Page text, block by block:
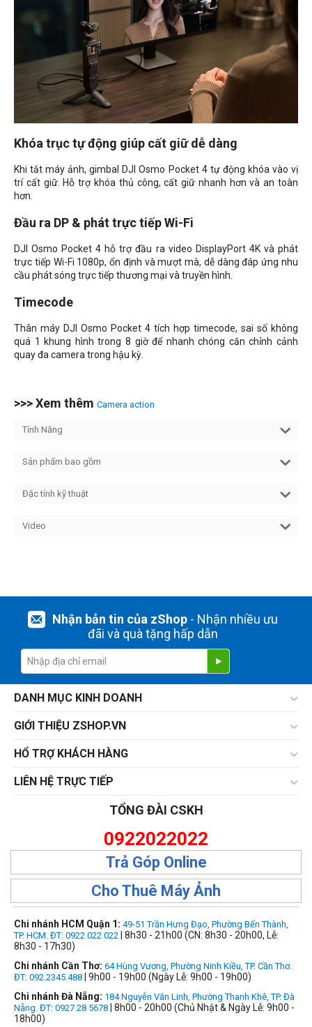
Khóa trục tự động giúp cất giữ dễ dàng
Khi tắt máy ảnh, gimbal DJI Osmo Pocket 4 tự động khóa vào vị
trí cất giữ. Hỗ trợ khóa thủ công, cất giữ nhanh hơn và an toàn
hơn.
Đầu ra DP & phát trực tiếp Wi-Fi
DJI Osmo Pocket 4 hỗ trợ đầu ra video DisplayPort 4K và phát
trực tiếp Wi-Fi 1080p, ổn định và mượt mà, dễ dàng đáp ứng nhu
cầu phát sóng trực tiếp thương mại và truyền hình.
Timecode
Thân máy DJI Osmo Pocket 4 tích hợp timecode, sai số không
quá 1 khung hình trong 8 giờ để nhanh chóng căn chỉnh cảnh
quay đa camera trong hậu kỳ.
>>> Xem thêm Camera action
Tính Năng
Sản phẩm bao gồm
Đặc tính kỹ thuật
Video
Nhận bản tin của zShop- Nhận nhiều ưu
đãi và quà tặng hấp dẫn
DANH MỤC KINH DOANH
GIỚI THIỆU ZSHOP.VN
HỔ TRỢ KHÁCH HÀNG
LIÊN HỆ TRỰC TIẾP
TỔNG ĐÀI CSKH
0922022022
Trả Góp Online
Cho Thuê Máy Ảnh
Chi nhánh HCM Quận 1: 49-51 Trần Hưng Đạo, Phường Bến Thành,
TP. HCM. ĐT: 0922 022 022 | 8h30 - 21h00 (CN: 8h30 - 20h00, Lễ:
8h30 - 17h30)
Chi nhánh Cần Thơ: 64 Hùng Vương, Phường Ninh Kiều, TP. Cần Thơ.
ĐT: 092.2345.488 | 9h00 - 19h00 (Ngày Lễ: 9h00 - 19h00)
Chi nhánh Đà Nẵng: 184 Nguyễn Văn Linh, Phường Thanh Khê, TP. Đà
Nẵng. ĐT: 0927 28 5678 | 8h00 - 20h00 (Chủ Nhật & Ngày Lễ: 9h00 -
18h00)